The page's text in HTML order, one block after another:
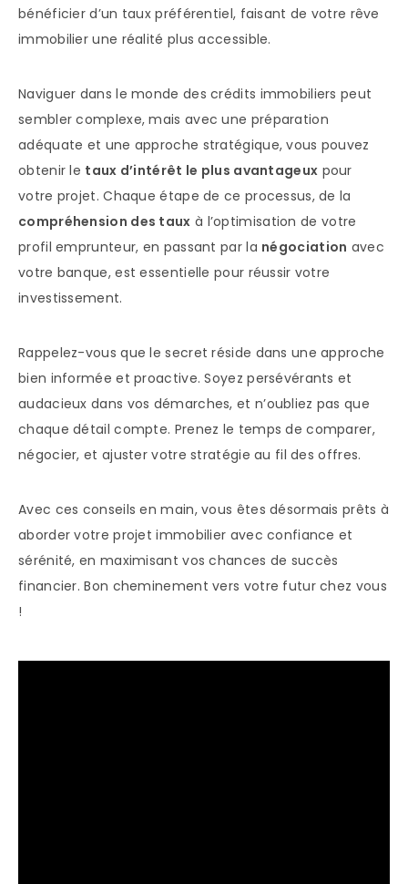
bénéficier d’un taux préférentiel, faisant de votre rêve
immobilier une réalité plus accessible.
Naviguer dans le monde des crédits immobiliers peut
sembler complexe, mais avec une préparation
adéquate et une approche stratégique, vous pouvez
obtenir le taux d’intérêt le plus avantageux pour
votre projet. Chaque étape de ce processus, de la
compréhension des taux à l’optimisation de votre
profil emprunteur, en passant par la négociation avec
votre banque, est essentielle pour réussir votre
investissement.
Rappelez-vous que le secret réside dans une approche
bien informée et proactive. Soyez persévérants et
audacieux dans vos démarches, et n’oubliez pas que
chaque détail compte. Prenez le temps de comparer,
négocier, et ajuster votre stratégie au fil des offres.
Avec ces conseils en main, vous êtes désormais prêts à
aborder votre projet immobilier avec confiance et
sérénité, en maximisant vos chances de succès
financier. Bon cheminement vers votre futur chez vous
!